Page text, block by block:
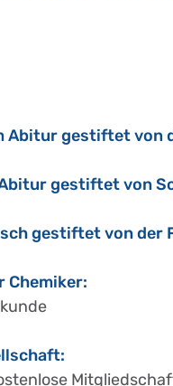
gestiftet von
gestiftet von
gestiftet von der
Chemiker: